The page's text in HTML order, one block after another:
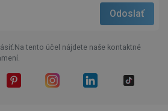
tento účel nájdete naše kontaktné